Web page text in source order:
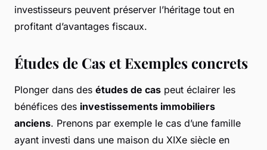
investisseurs peuvent préserver l’héritage tout en
profitant d’avantages fiscaux.
Études de Cas et Exemples concrets
Plonger dans des études de cas peut éclairer les
bénéfices des investissements immobiliers
anciens. Prenons par exemple le cas d’une famille
ayant investi dans une maison du XIXe siècle en